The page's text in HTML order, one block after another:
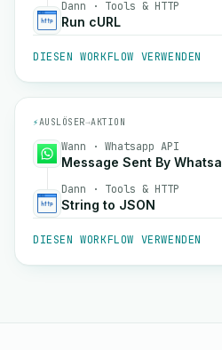
Dann · Tools & HTTP
Run cURL
DIESEN WORKFLOW VERWENDEN
⚡AUSLÖSER→AKTION
Wann · Whatsapp API
Message Sent By
Dann · Tools & HTTP
String to JSON
DIESEN WORKFLOW VERWENDEN